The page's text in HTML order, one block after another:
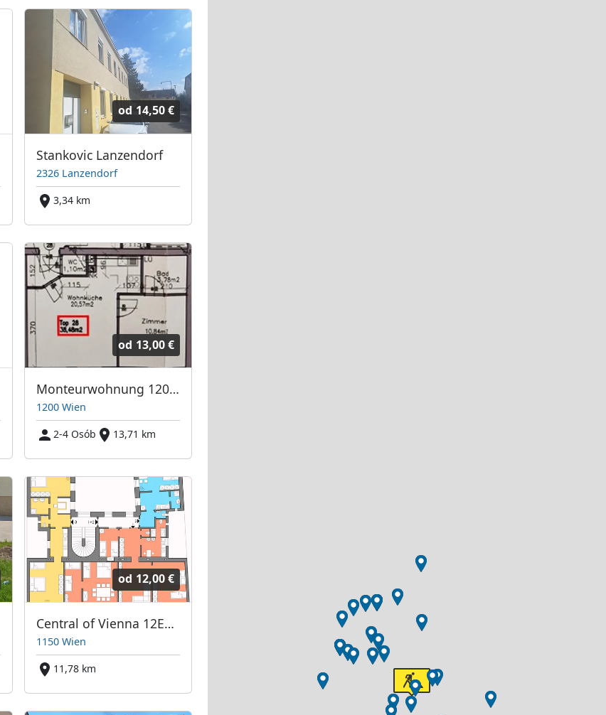
od 14,50 €
Stankovic Lanzendorf
2326 Lanzendorf
3,34 km
od 13,00 €
Monteurwohnung 1200 Wien // Highway, Entertainment and City centre
1200 Wien
2-4 Osób
13,71 km
od 12,00 €
Central of Vienna 12Eur/bed + Highspeed Internet + parking
1150 Wien
11,78 km